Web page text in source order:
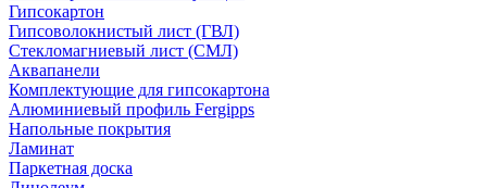
Гипсокартон
Гипсоволокнистый лист (ГВЛ)
Стекломагниевый лист (СМЛ)
Аквапанели
Комплектующие для гипсокартона
Алюминиевый профиль Fergipps
Напольные покрытия
Ламинат
Паркетная доска